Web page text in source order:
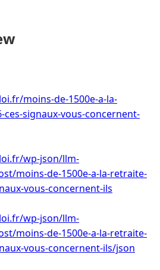
moins-de-1500e-a-la-
ces-signaux-vous-concernent-
wp-json/llm-
moins-de-1500e-a-la-retraite-
vous-concernent-ils
wp-json/llm-
moins-de-1500e-a-la-retraite-
vous-concernent-ils/json